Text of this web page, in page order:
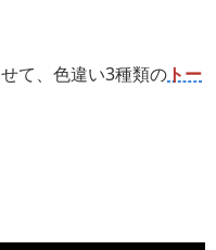
て、色違い3種類の トー